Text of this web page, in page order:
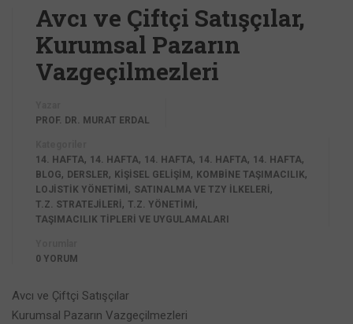
Avcı ve Çiftçi Satışçılar,
Kurumsal Pazarın
Vazgeçilmezleri
PROF. DR. MURAT ERDAL
14. HAFTA, 14. HAFTA, 14. HAFTA, 14. HAFTA, 14. HAFTA,
BLOG, DERSLER, KİŞİSEL GELİŞİM, KOMBINE TAŞIMACILIK,
LOJISTIK YÖNETIMI , SATINALMA VE TZY İLKELERI ,
T.Z. STRATEJILERI , T.Z. YÖNETIMI ,
TAŞIMACILIK TIPLERI VE UYGULAMALARI
0 YORUM
Avcı ve Çiftçi Satışçılar
Kurumsal Pazarın Vazgeçilmezleri